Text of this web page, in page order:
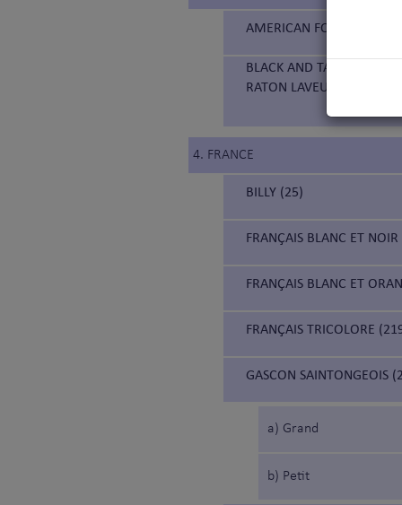
AMERICAN FOXHOUND
BLACK AND TAN
RATON LAVEUR)
4. FRANCE
BILLY (25)
FRANÇAIS BLANC ET
FRANÇAIS BLANC ET
FRANÇAIS TRICOLORE
GASCON SAINTONGEOIS
a) Grand
b) Petit